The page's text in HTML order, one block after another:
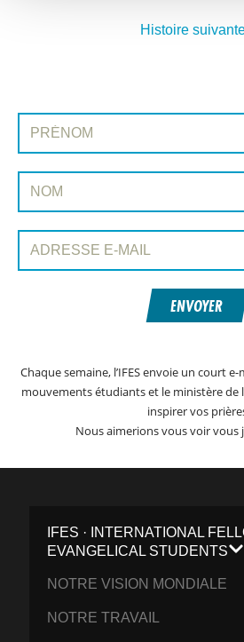
Histoire
INSCRIVEZ-VOUS À
Prénom:
Nom:
Adresse e-mail:
ENVOYER
Chaque semaine, l’IFES envoie un court
mouvements étudiants et le ministère de
inspirer vos
Nous aimerions vous voir vous
IFES · INTERNATIONAL
EVANGELICAL STUDENTS
NOTRE VISION MONDIALE
NOTRE TRAVAIL